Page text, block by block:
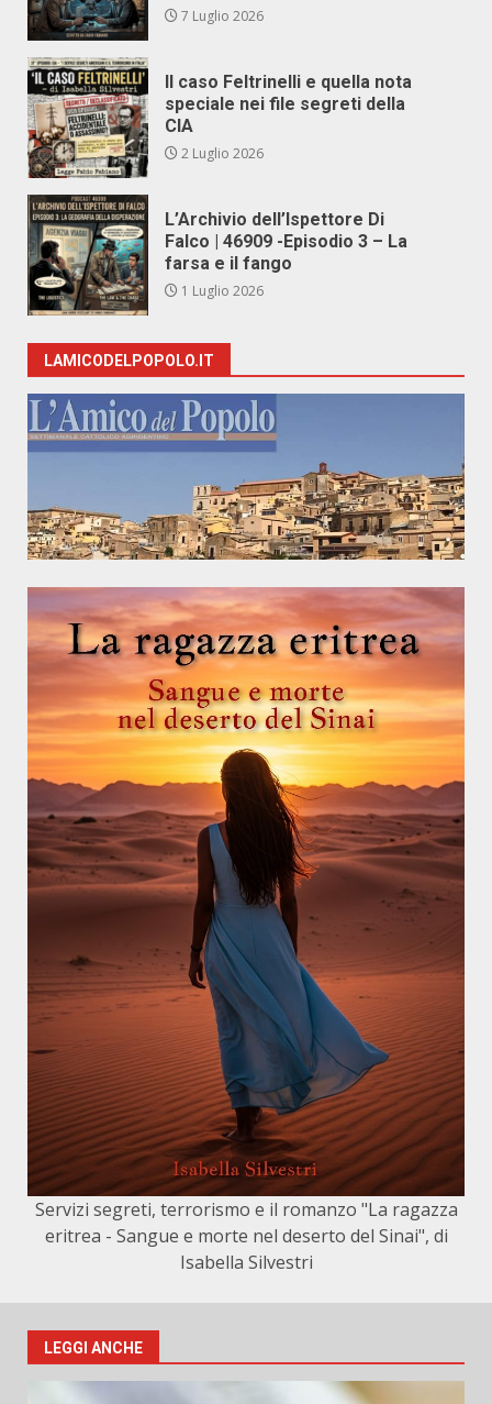
7 Luglio 2026
Il caso Feltrinelli e quella nota
speciale nei file segreti della
CIA
2 Luglio 2026
L’Archivio dell’Ispettore Di
Falco | 46909 -Episodio 3 – La
farsa e il fango
1 Luglio 2026
LAMICODELPOPOLO.IT
Servizi segreti, terrorismo e il romanzo "La ragazza
eritrea - Sangue e morte nel deserto del Sinai", di
Isabella Silvestri
LEGGI ANCHE